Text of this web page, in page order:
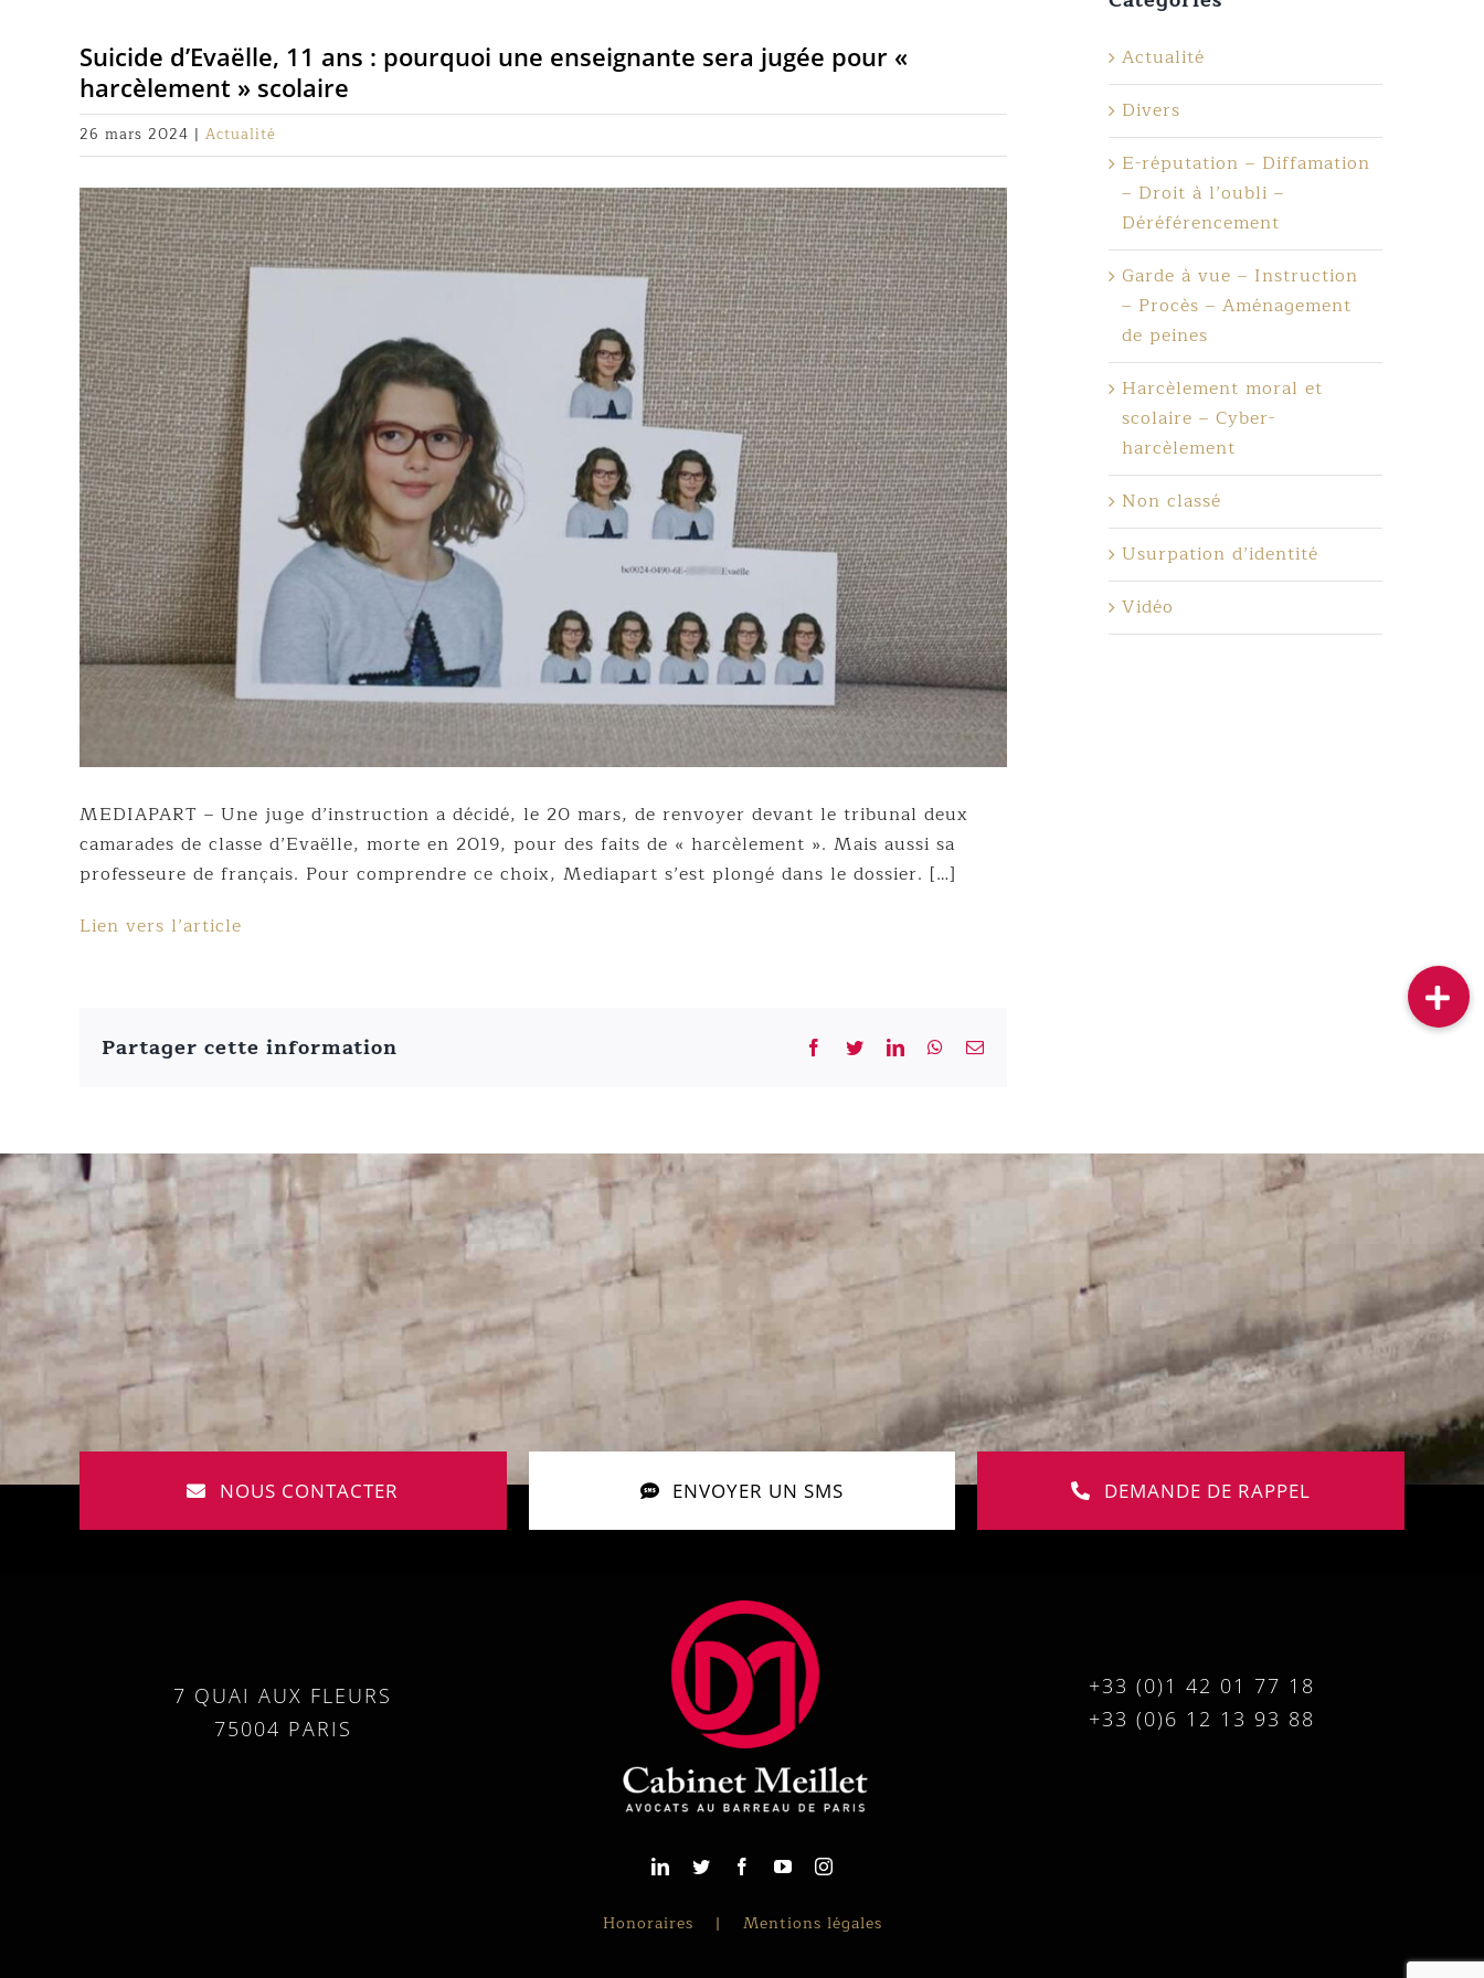
Suicide d’Evaëlle, 11 ans : pourquoi une enseignante sera jugée pour «
harcèlement » scolaire
26 mars 2024 | Actualité
Voir
l'image
agrandie
MEDIAPART – Une juge d’instruction a décidé, le 20 mars, de renvoyer devant le tribunal deux
camarades de classe d’Evaëlle, morte en 2019, pour des faits de « harcèlement ». Mais aussi sa
professeure de français. Pour comprendre ce choix, Mediapart s’est plongé dans le dossier. […]
Lien vers l’article
Partager cette information Facebook
TwitterLinkedInWhatsApp
Actualité
Divers
E-réputation – Diffamation
– Droit à l’oubli –
Déréférencement
Garde à vue – Instruction
– Procès – Aménagement
de peines
Harcèlement moral et
scolaire – Cyber-
harcèlement
Non classé
Usurpation d’identité
Vidéo
NOUS CONTACTER ENVOYER UN SMS DEMANDE DE RAPPEL
7 QUAI AUX FLEURS
75004 PARIS
+33 (0)1 42 01 77 18
+33 (0)6 12 13 93 88
Honoraires Mentions légales